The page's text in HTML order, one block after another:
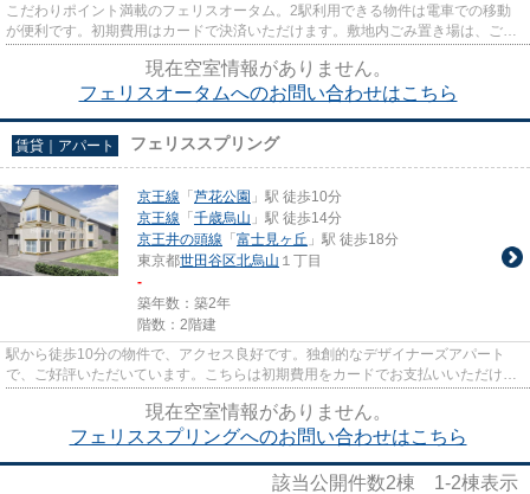
こだわりポイント満載のフェリスオータム。2駅利用できる物件は電車での移動
が便利です。初期費用はカードで決済いただけます。敷地内ごみ置き場は、ごみ
現在空室情報がありません。
フェリスオータムへのお問い合わせはこちら
賃貸｜アパート フェリススプリング
京王線 「 芦花公園 」駅 徒歩10分
京王線 「 千歳烏山 」駅 徒歩14分
京王井の頭線 「 富士見ヶ丘 」駅 徒歩18分
東京都世田谷区北烏山 １丁目
-
築年数：築2年
階数：2階建
駅から徒歩10分の物件で、アクセス良好です。独創的なデザイナーズアパート
で、ご好評いただいています。こちらは初期費用をカードでお支払いいただける
現在空室情報がありません。
フェリススプリングへのお問い合わせはこちら
該当公開件数2棟 1-2棟表示